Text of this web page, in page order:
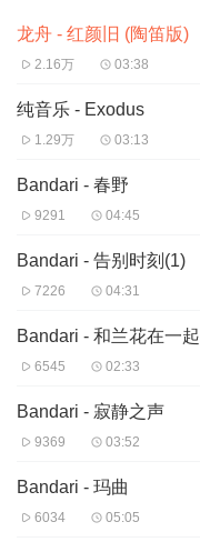
龙舟 - 红颜旧 (陶笛版)
2.16万 03:38
纯音乐 - Exodus
1.29万 03:13
Bandari - 春野
9291 04:45
Bandari - 告别时刻(1)
7226 04:31
Bandari - 和兰花在一起
6545 02:33
Bandari - 寂静之声
9369 03:52
Bandari - 玛曲
6034 05:05